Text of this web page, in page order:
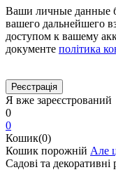
Ваши личные данные
вашего дальнейшего
доступом к вашему
документе політика
Я вже зареєстрований
0
0
Кошик(0)
Кошик порожній Але
Садові та декоративні